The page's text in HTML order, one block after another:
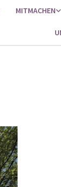
MITMACHEN